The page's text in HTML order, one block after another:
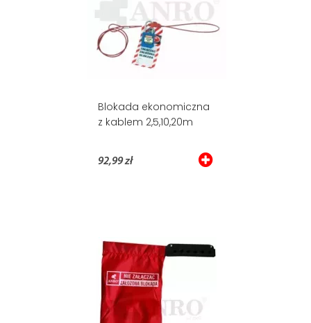
Blokada ekonomiczna
z kablem 2,5,10,20m
92,99 zł